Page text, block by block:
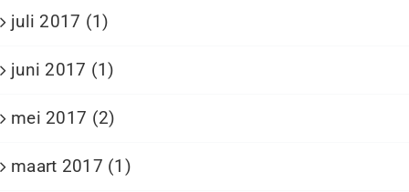
juli 2017 (1)
juni 2017 (1)
mei 2017 (2)
maart 2017 (1)